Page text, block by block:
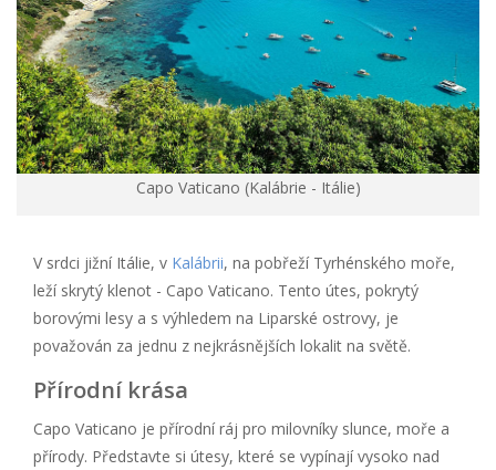
Capo Vaticano (Kalábrie - Itálie)
V srdci jižní Itálie, v Kalábrii, na pobřeží Tyrhénského moře,
leží skrytý klenot - Capo Vaticano. Tento útes, pokrytý
borovými lesy a s výhledem na Liparské ostrovy, je
považován za jednu z nejkrásnějších lokalit na světě.
Přírodní krása
Capo Vaticano je přírodní ráj pro milovníky slunce, moře a
přírody. Představte si útesy, které se vypínají vysoko nad